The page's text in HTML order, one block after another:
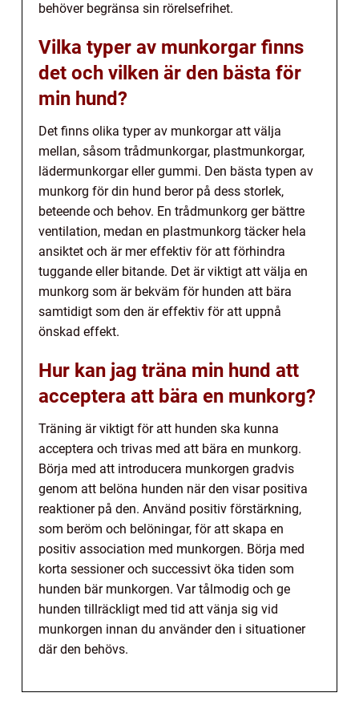
behöver begränsa sin rörelsefrihet.
Vilka typer av munkorgar finns
det och vilken är den bästa för
min hund?
Det finns olika typer av munkorgar att välja
mellan, såsom trådmunkorgar, plastmunkorgar,
lädermunkorgar eller gummi. Den bästa typen av
munkorg för din hund beror på dess storlek,
beteende och behov. En trådmunkorg ger bättre
ventilation, medan en plastmunkorg täcker hela
ansiktet och är mer effektiv för att förhindra
tuggande eller bitande. Det är viktigt att välja en
munkorg som är bekväm för hunden att bära
samtidigt som den är effektiv för att uppnå
önskad effekt.
Hur kan jag träna min hund att
acceptera att bära en munkorg?
Träning är viktigt för att hunden ska kunna
acceptera och trivas med att bära en munkorg.
Börja med att introducera munkorgen gradvis
genom att belöna hunden när den visar positiva
reaktioner på den. Använd positiv förstärkning,
som beröm och belöningar, för att skapa en
positiv association med munkorgen. Börja med
korta sessioner och successivt öka tiden som
hunden bär munkorgen. Var tålmodig och ge
hunden tillräckligt med tid att vänja sig vid
munkorgen innan du använder den i situationer
där den behövs.